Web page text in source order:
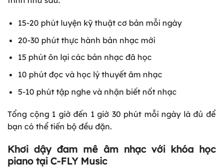
15-20 phút luyện kỹ thuật cơ bản mỗi ngày
20-30 phút thực hành bản nhạc mới
15 phút ôn lại các bản nhạc đã học
10 phút đọc và học lý thuyết âm nhạc
5-10 phút tập nghe và nhận biết nốt nhạc
Tổng cộng 1 giờ đến 1 giờ 30 phút mỗi ngày là đủ để
bạn có thể tiến bộ đều đặn.
Khơi dậy đam mê âm nhạc với khóa học
piano tại C-FLY Music